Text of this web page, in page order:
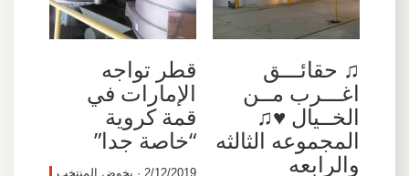
♫ حقائـــق
اغـــرب مــن
الخــيال ♥♫
المجموعه الثالثه
والرابعه
قطر تواجه
الإمارات في
قمة كروية
“خاصة جدا”
2/12/2019 · يخوض المنتخب